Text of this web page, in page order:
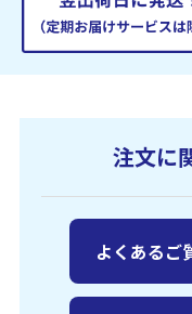
注文に
よくあるご